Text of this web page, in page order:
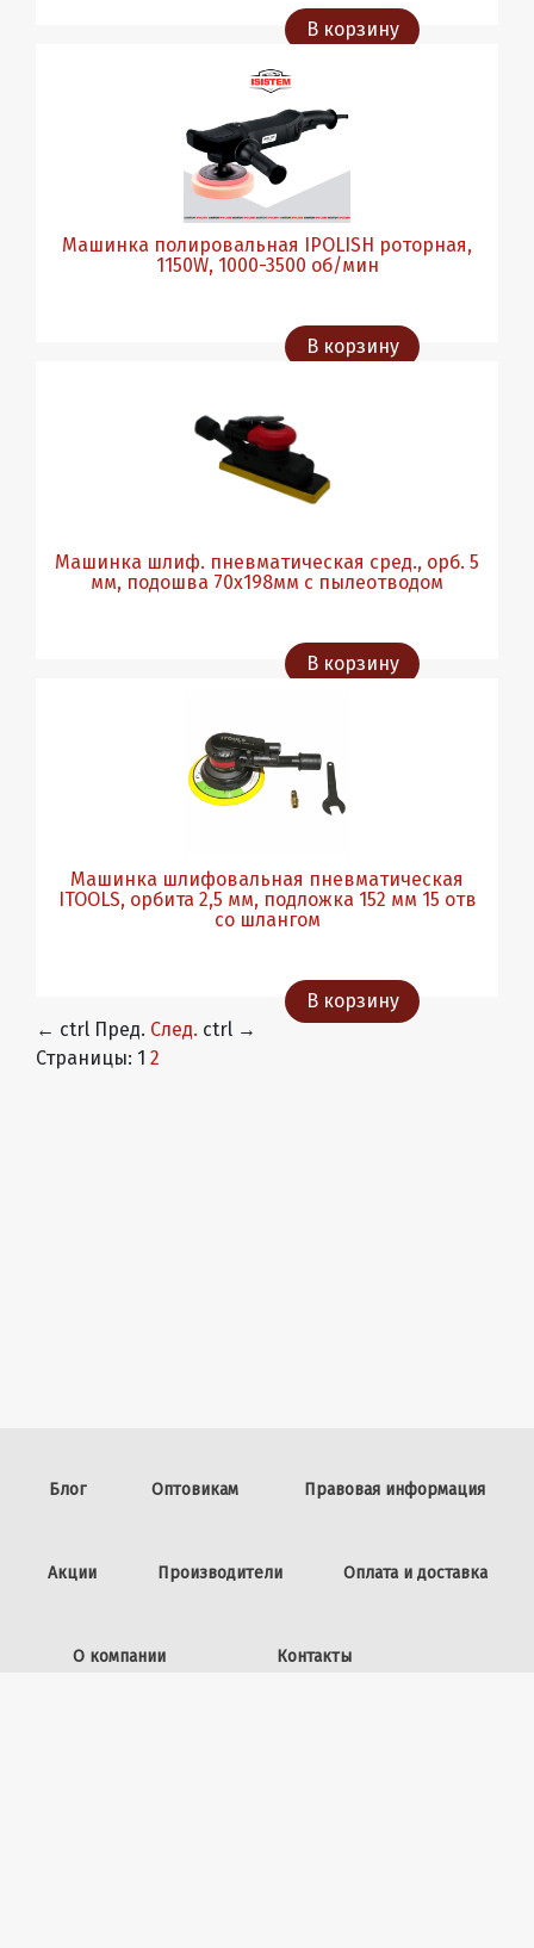
В корзину
Машинка полировальная IPOLISH роторная,
1150W, 1000-3500 об/мин
В корзину
Машинка шлиф. пневматическая сред., орб. 5
мм, подошва 70х198мм c пылеотводом
В корзину
Машинка шлифовальная пневматическая
ITOOLS, орбита 2,5 мм, подложка 152 мм 15 отв
со шлангом
В корзину
← ctrl Пред. След. ctrl →
Страницы: 1 2
Блог Оптовикам Правовая информация
Акции Производители Оплата и доставка
О компании Контакты